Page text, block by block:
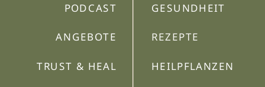
PODCAST
ANGEBOTE
TRUST & HEAL
REZEPTE
GESUNDHEIT
HEILPFLANZEN